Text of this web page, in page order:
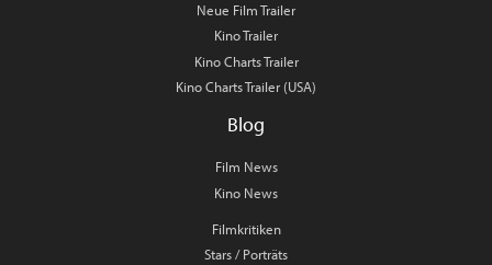
Neue Film Trailer
Kino Trailer
Kino Charts Trailer
Kino Charts Trailer (USA)
Blog
Film News
Kino News
Filmkritiken
Stars / Porträts